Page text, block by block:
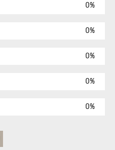
0%
0%
0%
0%
0%